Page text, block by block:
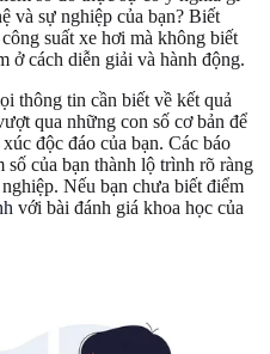
và sự nghiệp của bạn? Biết
suất xe hơi mà không biết
ở cách diễn giải và hành động.
thông tin cần biết về kết quả
qua những con số cơ bản để
độc đáo của bạn. Các báo
của bạn thành lộ trình rõ ràng
Nếu bạn chưa biết điểm
với bài đánh giá khoa học của